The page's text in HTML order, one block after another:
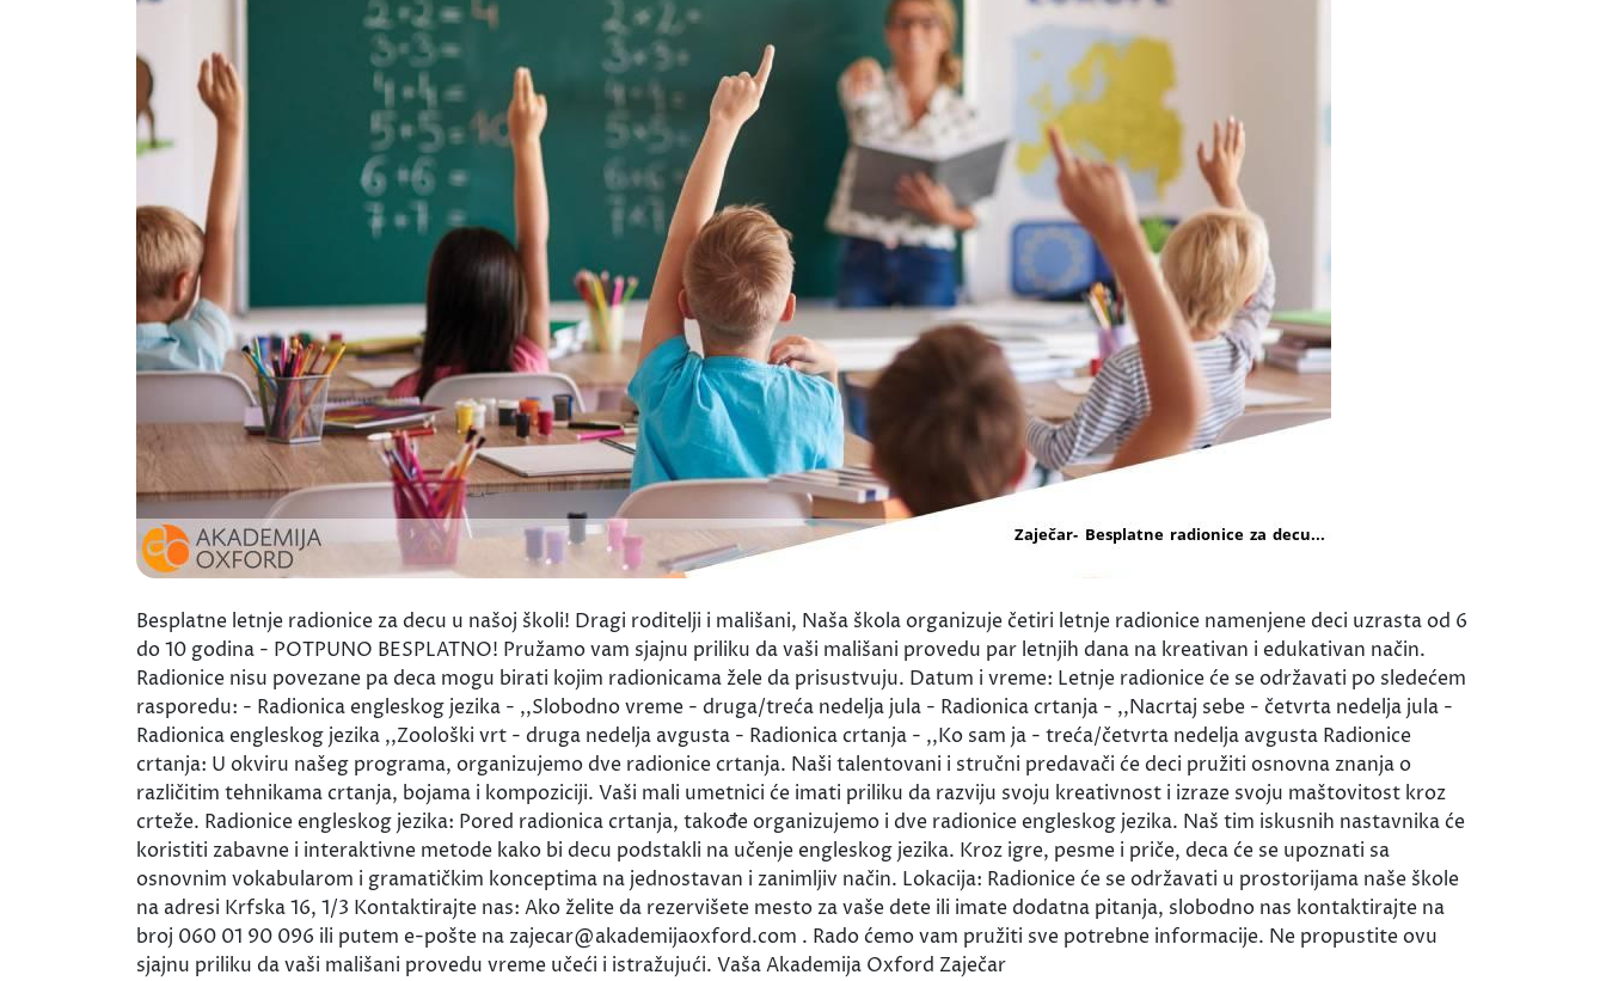
Besplatne letnje radionice za decu u našoj školi! Dragi roditelji i mališani, Naša škola organizuje četiri letnje radionice namenjene deci uzrasta od 6
do 10 godina - POTPUNO BESPLATNO! Pružamo vam sjajnu priliku da vaši mališani provedu par letnjih dana na kreativan i edukativan način.
Radionice nisu povezane pa deca mogu birati kojim radionicama žele da prisustvuju. Datum i vreme: Letnje radionice će se održavati po sledećem
rasporedu: - Radionica engleskog jezika - ,,Slobodno vreme - druga/treća nedelja jula - Radionica crtanja - ,,Nacrtaj sebe - četvrta nedelja jula -
Radionica engleskog jezika ,,Zoološki vrt - druga nedelja avgusta - Radionica crtanja - ,,Ko sam ja - treća/četvrta nedelja avgusta Radionice
crtanja: U okviru našeg programa, organizujemo dve radionice crtanja. Naši talentovani i stručni predavači će deci pružiti osnovna znanja o
različitim tehnikama crtanja, bojama i kompoziciji. Vaši mali umetnici će imati priliku da razviju svoju kreativnost i izraze svoju maštovitost kroz
crteže. Radionice engleskog jezika: Pored radionica crtanja, takođe organizujemo i dve radionice engleskog jezika. Naš tim iskusnih nastavnika će
koristiti zabavne i interaktivne metode kako bi decu podstakli na učenje engleskog jezika. Kroz igre, pesme i priče, deca će se upoznati sa
osnovnim vokabularom i gramatičkim konceptima na jednostavan i zanimljiv način. Lokacija: Radionice će se održavati u prostorijama naše škole
na adresi Krfska 16, 1/3 Kontaktirajte nas: Ako želite da rezervišete mesto za vaše dete ili imate dodatna pitanja, slobodno nas kontaktirajte na
broj 060 01 90 096 ili putem e-pošte na zajecar@akademijaoxford.com . Rado ćemo vam pružiti sve potrebne informacije. Ne propustite ovu
sjajnu priliku da vaši mališani provedu vreme učeći i istražujući. Vaša Akademija Oxford Zaječar